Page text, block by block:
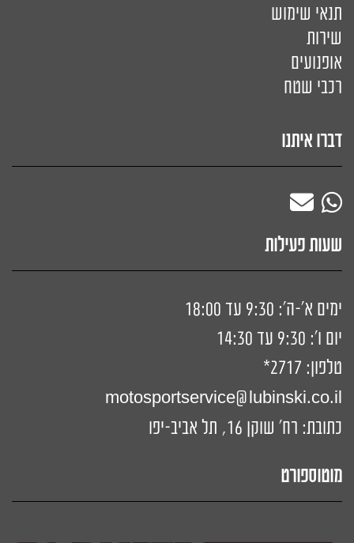
תנאי שימוש
שירות
אופנועים
רכבי שטח
דברו איתנו
שעות פעילות
ימים א'-ה': 9:30 עד 18:00
יום ו': 9:30 עד 14:30
טלפון: 2717*
motosportservice@lubinski.co.il
כתובת: רח' שוקן 16, תל אביב-יפו
מוטוספורט